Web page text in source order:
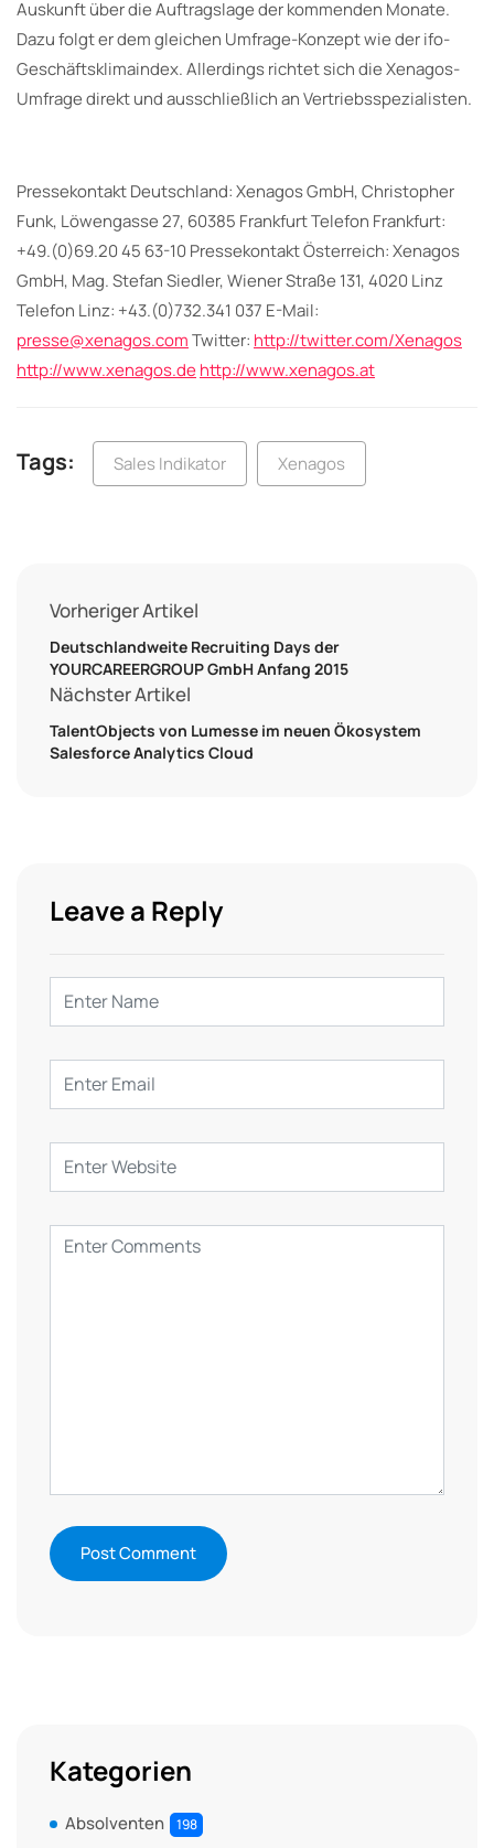
Auskunft über die Auftragslage der kommenden Monate.
Dazu folgt er dem gleichen Umfrage-Konzept wie der ifo-
Geschäftsklimaindex. Allerdings richtet sich die Xenagos-
Umfrage direkt und ausschließlich an Vertriebsspezialisten.
Pressekontakt Deutschland: Xenagos GmbH, Christopher
Funk, Löwengasse 27, 60385 Frankfurt Telefon Frankfurt:
+49.(0)69.20 45 63-10 Pressekontakt Österreich: Xenagos
GmbH, Mag. Stefan Siedler, Wiener Straße 131, 4020 Linz
Telefon Linz: +43.(0)732.341 037 E-Mail:
presse@xenagos.comTwitter: http://twitter.com/Xenagos
http://www.xenagos.dehttp://www.xenagos.at
Tags: Sales Indikator Xenagos
Vorheriger Artikel
Deutschlandweite Recruiting Days der
YOURCAREERGROUP GmbH Anfang 2015
Nächster Artikel
TalentObjects von Lumesse im neuen Ökosystem
Salesforce Analytics Cloud
Leave a Reply
Kategorien
Absolventen 198